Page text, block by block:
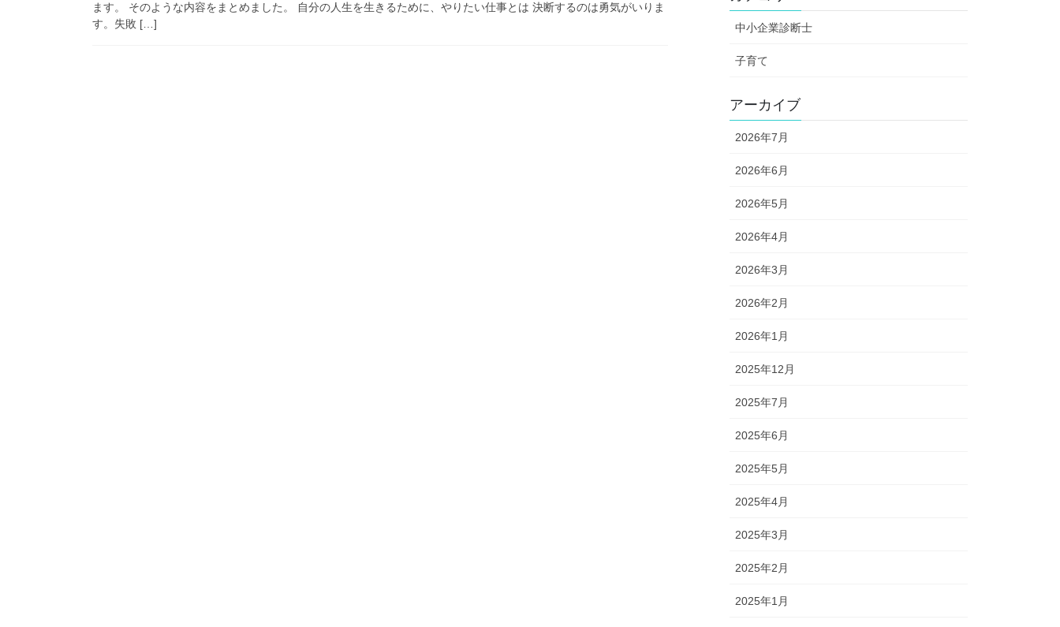
ます。 そのような内容をまとめました。 自分の人生を生きるために、やりたい仕事とは 決断するのは勇気がいりま
す。失敗 […]
中小企業診断士
子育て
アーカイブ
2026年7月
2026年6月
2026年5月
2026年4月
2026年3月
2026年2月
2026年1月
2025年12月
2025年7月
2025年6月
2025年5月
2025年4月
2025年3月
2025年2月
2025年1月